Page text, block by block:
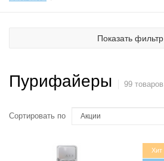
Показать фильтр
Пурифайеры 99 товаров
Сортировать по
Хит